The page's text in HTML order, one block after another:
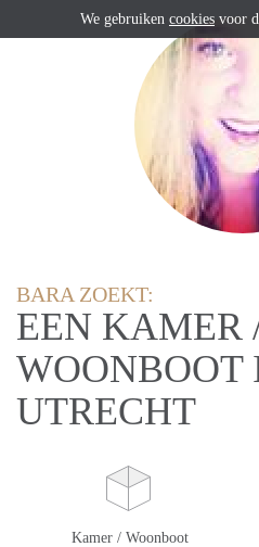
BARA ZOEKT:
EEN KAMER
WOONBOOT
UTRECHT
Kamer / Woonboot
We gebruiken cookies voor